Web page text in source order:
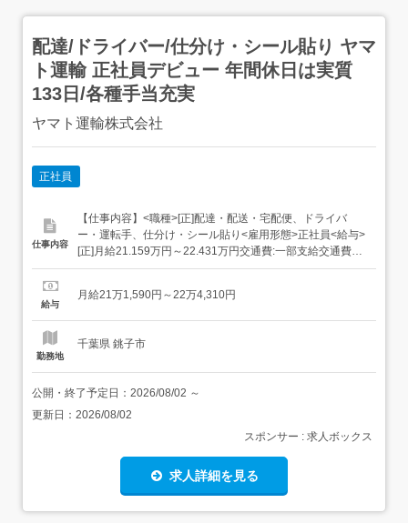
配達/ドライバー/仕分け・シール貼り ヤマ
ト運輸 正社員デビュー 年間休日は実質
133日/各種手当充実
ヤマト運輸株式会社
正社員
仕事内容
【仕事内容】<職種>[正]配達・配送・宅配便、ドライバ
ー・運転手、仕分け・シール貼り<雇用形態>正社員<給与>
[正]月給21.159万円～22.431万円交通費:一部支給交通費
(月上限5万円)昇給年1回賞与年2回(7月/12月 賞与4.5ヶ月実
デル月収・年収<佐倉市内勤務>30歳/残業25H/扶養家...
給与
月給21万1,590円～22万4,310円
勤務地
千葉県 銚子市
公開・終了予定日： 2026/08/02 ～
更新日： 2026/08/02
スポンサー : 求人ボックス
求人詳細を見る